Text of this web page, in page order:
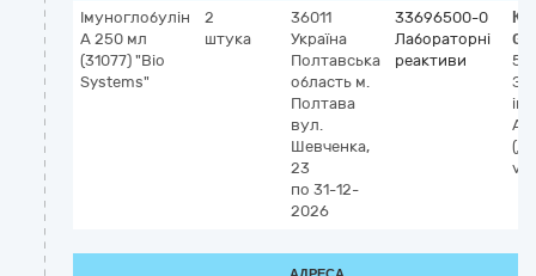
Імуноглобулін
А 250 мл
(31077) "Віо
Systems"
2
штука
36011
Україна
Полтавська
область м.
Полтава
вул.
Шевченка,
23
по 31-12-
2026
33696500-0
Лабораторні
реактиви
А